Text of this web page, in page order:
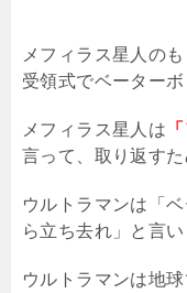
メフィラス星人の
受領式でベーターボ
メフィラス星人は
言って、取り返す
ウルトラマンは「
ら立ち去れ」と言
ウルトラマンは地